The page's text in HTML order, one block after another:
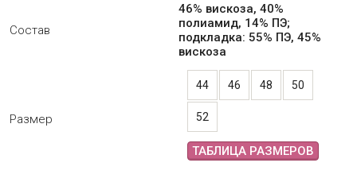
Состав
46% вискоза, 40%
полиамид, 14% ПЭ;
подкладка: 55% ПЭ, 45%
вискоза
Размер
44 46 48 50
52
ТАБЛИЦА РАЗМЕРОВ